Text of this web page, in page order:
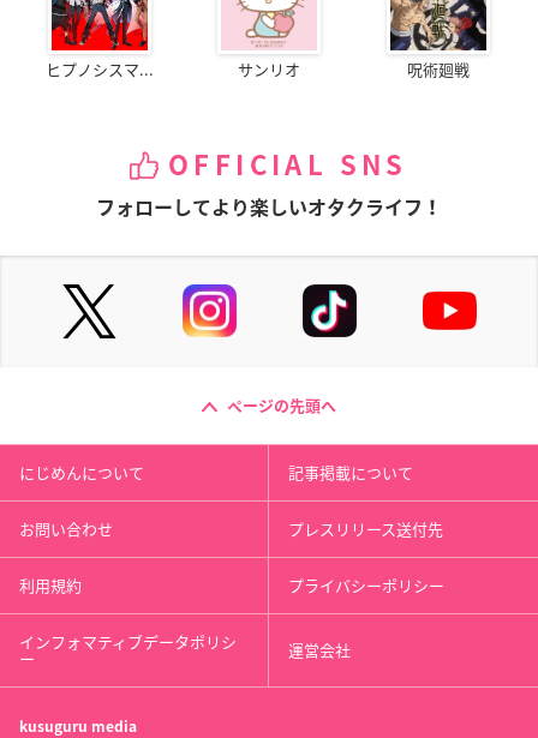
ヒプノシスマ... サンリオ 呪術廻戦
OFFICIAL SNS
フォローしてより楽しいオタクライフ！
ページの先頭へ
にじめんについて 記事掲載について
お問い合わせ プレスリリース送付先
利用規約 プライバシーポリシー
インフォマティブデータポリシ
ー 運営会社
kusuguru media